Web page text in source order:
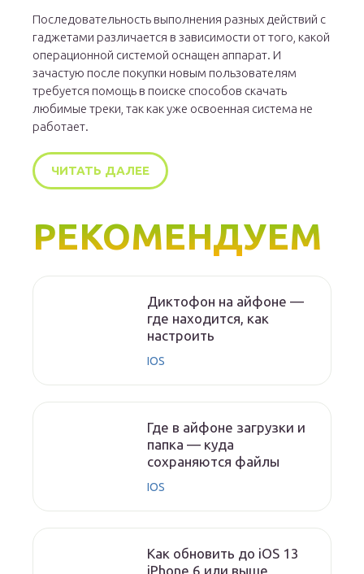
Последовательность выполнения разных действий с
гаджетами различается в зависимости от того, какой
операционной системой оснащен аппарат. И
зачастую после покупки новым пользователям
требуется помощь в поиске способов скачать
любимые треки, так как уже освоенная система не
работает.
ЧИТАТЬ ДАЛЕЕ
РЕКОМЕНДУЕМ
Диктофон на айфоне —
где находится, как
настроить
IOS
Где в айфоне загрузки и
папка — куда
сохраняются файлы
IOS
Как обновить до iOS 13
iPhone 6 или выше